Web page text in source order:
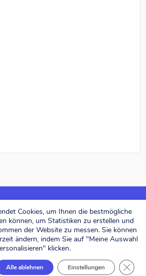
FR DE
© 2026. All rights reserved.
Designed byEliott & Markus
Cookies, um Ihnen die bestmögliche
können, um Statistiken zu erstellen und
der Website zu messen. Sie können
ändern, indem Sie auf "Meine Auswahl
klicken.
Alle ablehnen Einstellungen